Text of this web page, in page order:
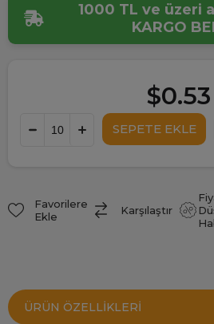
1000 TL ve üzeri
KARGO
$0.53
Favorilere
Ekle
Karşılaştır
ÜRÜN ÖZELLIKLERI